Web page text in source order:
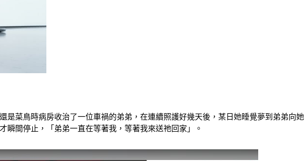
菜鳥時病房收治了一位車禍的弟弟，在連續照護好幾天後，某日她睡覺夢到弟弟向她
間停止，「弟弟一直在等著我，等著我來送祂回家」。